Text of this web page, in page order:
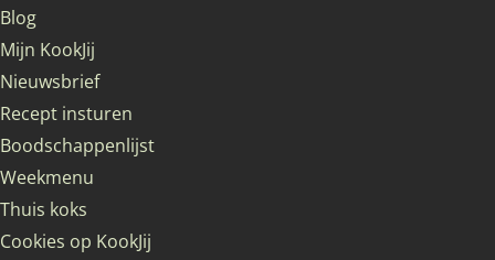
Blog
Mijn KookJij
Nieuwsbrief
Recept insturen
Boodschappenlijst
Weekmenu
Thuis koks
Cookies op KookJij